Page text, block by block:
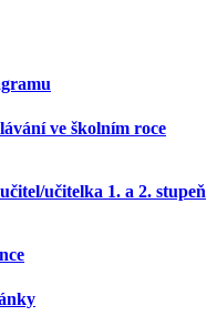
ve školním roce
učitelka 1. a 2. stupeň